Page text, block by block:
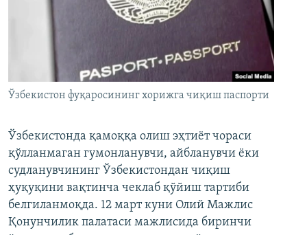
Ўзбекистон фуқаросининг хорижга чиқиш паспорти
Ўзбекистонда қамоққа олиш эҳтиёт чораси
қўлланмаган гумонланувчи, айбланувчи ёки
судланувчининг Ўзбекистондан чиқиш
ҳуқуқини вақтинча чеклаб қўйиш тартиби
белгиланмоқда. 12 март куни Олий Мажлис
Қонунчилик палатаси мажлисида биринчи